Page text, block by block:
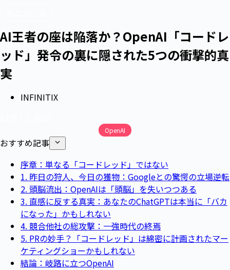
AI王者の座は陥落か？OpenAI「コードレ
ッド」発令の裏に隠された5つの衝撃的真
実
INFINITIX
OpenAI
おすすめ記事
序章：単なる「コードレッド」ではない
1. 昨日の狩人、今日の獲物：Googleとの驚愕の立場逆転
2. 頭脳流出：OpenAIは「頭脳」を失いつつある
3. 直感に反する真実：あなたのChatGPTは本当に「バカ
になった」かもしれない
4. 競合他社の総攻撃：一強時代の終焉
5. PRの妙手？「コードレッド」は綿密に計画されたマー
ケティングショーかもしれない
結論：岐路に立つOpenAI